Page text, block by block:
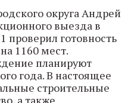
округа Андрей
выезда в
готовность
1160 мест.
планируют
года. В настоящее
строительные
а также